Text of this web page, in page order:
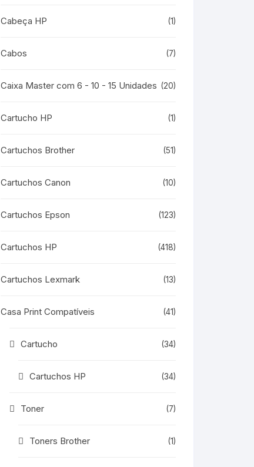
Cabeça HP (1)
Cabos (7)
Caixa Master com 6 - 10 - 15 Unidades (20)
Cartucho HP (1)
Cartuchos Brother (51)
Cartuchos Canon (10)
Cartuchos Epson (123)
Cartuchos HP (418)
Cartuchos Lexmark (13)
Casa Print Compatíveis (41)
Cartucho (34)
Cartuchos HP (34)
Toner (7)
Toners Brother (1)